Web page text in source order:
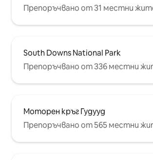
Препоръчвано от 31 местни
South Downs National Park
Препоръчвано от 336 местни
Моторен кръг Гудууд
Препоръчвано от 565 местни